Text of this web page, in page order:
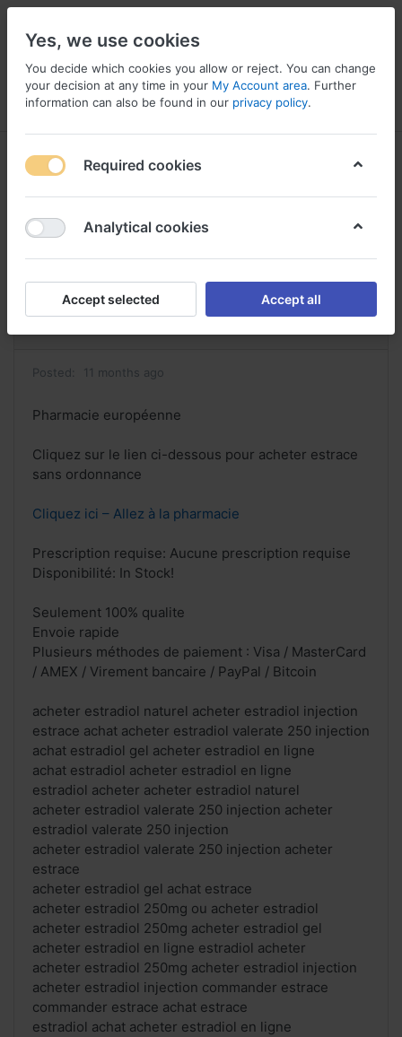
Menu Log in Compare Wishlist
estrace achat estradiol acheter
Reply
Posted: 11 months ago
Pharmacie européenne
Cliquez sur le lien ci-dessous pour acheter estrace
sans ordonnance
Cliquez ici – Allez à la pharmacie
Prescription requise: Aucune prescription requise
Disponibilité: In Stock!
Seulement 100% qualite
Envoie rapide
Plusieurs méthodes de paiement : Visa / MasterCard
/ AMEX / Virement bancaire / PayPal / Bitcoin
acheter estradiol naturel acheter estradiol injection
estrace achat acheter estradiol valerate 250 injection
achat estradiol gel acheter estradiol en ligne
achat estradiol acheter estradiol en ligne
estradiol acheter acheter estradiol naturel
acheter estradiol valerate 250 injection acheter
estradiol valerate 250 injection
acheter estradiol valerate 250 injection acheter
estrace
acheter estradiol gel achat estrace
acheter estradiol 250mg ou acheter estradiol
acheter estradiol 250mg acheter estradiol gel
acheter estradiol en ligne estradiol acheter
acheter estradiol 250mg acheter estradiol injection
acheter estradiol injection commander estrace
commander estrace achat estrace
estradiol achat acheter estradiol en ligne
Yes, we use cookies
You decide which cookies you allow or reject. You can change
your decision at any time in your My Account area. Further
information can also be found in our privacy policy.
Required cookies
Analytical cookies
Accept selected Accept all